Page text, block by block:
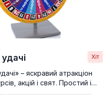
Хіт
– яскравий атракціон
акцій і свят. Простий і